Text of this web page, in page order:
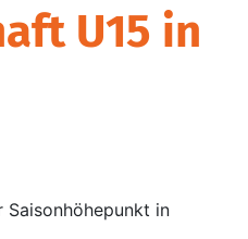
U15 in
Saisonhöhepunkt in